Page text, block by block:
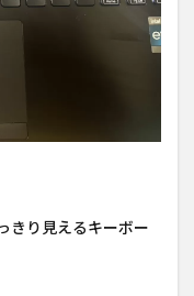
きり見えるキーボー